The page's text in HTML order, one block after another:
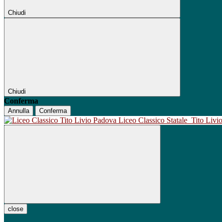
Chiudi
Chiudi
Conferma
Annulla Conferma
Liceo Classico Statale Tito Livio
close